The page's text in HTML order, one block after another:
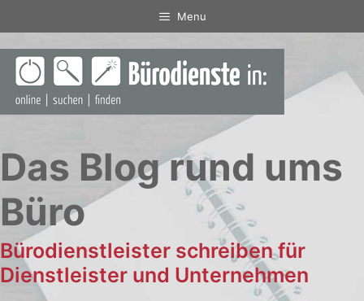
Inhalt
springen
Menu
Das Blog rund ums
Büro
Bürodienstleister schreiben für
Dienstleister und Unternehmen